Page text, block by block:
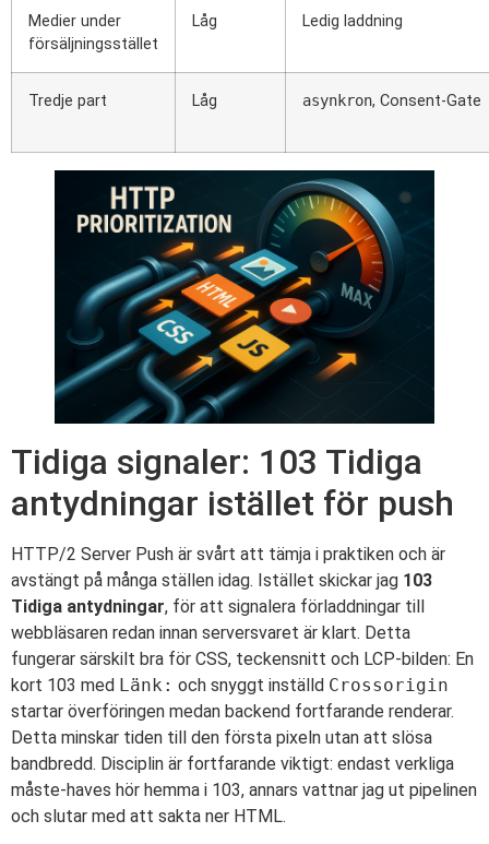
Medier under
försäljningsstället
Låg Ledig laddning
Tredje part Låg asynkron, Consent-Gate
Tidiga signaler: 103 Tidiga
antydningar istället för push
HTTP/2 Server Push är svårt att tämja i praktiken och är
avstängt på många ställen idag. Istället skickar jag 103
Tidiga antydningar, för att signalera förladdningar till
webbläsaren redan innan serversvaret är klart. Detta
fungerar särskilt bra för CSS, teckensnitt och LCP-bilden: En
kort 103 med Länk: och snyggt inställd Crossorigin
startar överföringen medan backend fortfarande renderar.
Detta minskar tiden till den första pixeln utan att slösa
bandbredd. Disciplin är fortfarande viktigt: endast verkliga
måste-haves hör hemma i 103, annars vattnar jag ut pipelinen
och slutar med att sakta ner HTML.